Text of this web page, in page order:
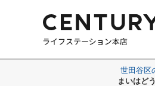
世田谷区
まいはど